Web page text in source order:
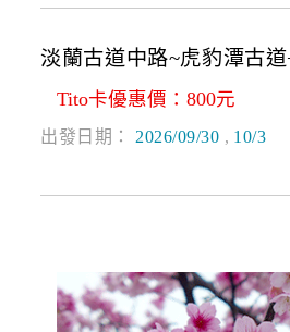
淡蘭古道中路~虎豹潭古
Tito卡優惠價：800元
出發日期： 2026/09/30 , 10/3